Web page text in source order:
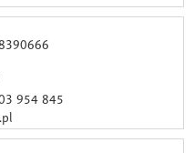
954 845